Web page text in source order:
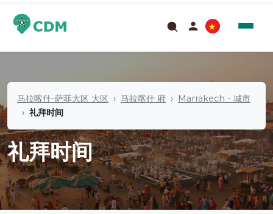
马拉喀什-萨菲大区 大区 马拉喀什 府
Marrakech - 城市
礼拜时间
礼拜时间